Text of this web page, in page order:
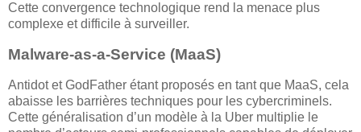
Cette convergence technologique rend la menace plus
complexe et difficile à surveiller.
Malware-as-a-Service (MaaS)
Antidot et GodFather étant proposés en tant que MaaS, cela
abaisse les barrières techniques pour les cybercriminels.
Cette généralisation d’un modèle à la Uber multiplie le